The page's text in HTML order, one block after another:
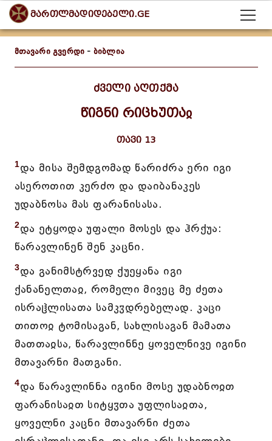
მართლმადიდებელი.GE
მთავარი გვერდი - ბიბლია
ძველი აღთქმა
წიგნი რიცხუთაჲ
თავი 13
1და მისა შემდგომად წარიძრა ერი იგი
ასეროთით კერძო და დაიბანაკეს
უდაბნოსა მას ფარანისასა.
2და ეტყოდა უფალი მოსეს და ჰრქუა:
წარავლინენ შენ კაცნი.
3და განიმსტრვედ ქუეყანა იგი
ქანანელთაჲ, რომელი მივეც მე ძეთა
ისრაჱლისათა სამკჳდრებელად. კაცი
თითოჲ ტომისაგან, სახლისაგან მამათა
მათთაჲსა, წარავლინნე ყოველნივე იგინი
მთავარნი მათგანი.
4და წარავლინნა იგინი მოსე უდაბნოჲთ
ფარანისაჲთ სიტყჳთა უფლისაჲთა,
ყოველნი კაცნი მთავარნი ძეთა